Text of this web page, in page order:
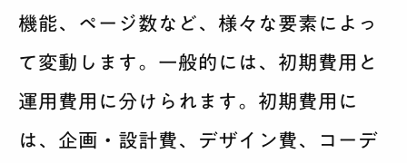
機能、ページ数など、様々な要素によっ
て変動します。一般的には、初期費用と
運用費用に分けられます。初期費用に
は、企画・設計費、デザイン費、コーデ